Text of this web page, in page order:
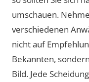
umschauen.
verschiedenen
nicht auf
Bekannten,
Bild. Jede